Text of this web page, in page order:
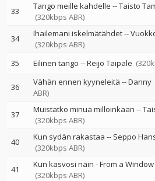
33 Tango meille kahdelle --Taisto
(320kbps ABR)
34 Ihailemani iskelmätähdet--
(320kbps ABR)
35 Eilinen tango --Reijo Taipale
36 Vähän ennen kyyneleitä --Danny
ABR)
37 Muistatko minua milloinkaan --
(320kbps ABR)
40 Kun sydän rakastaa -- Seppo
(320kbps ABR)
41 Kun kasvosi näin - From a Window
(320kbps ABR)